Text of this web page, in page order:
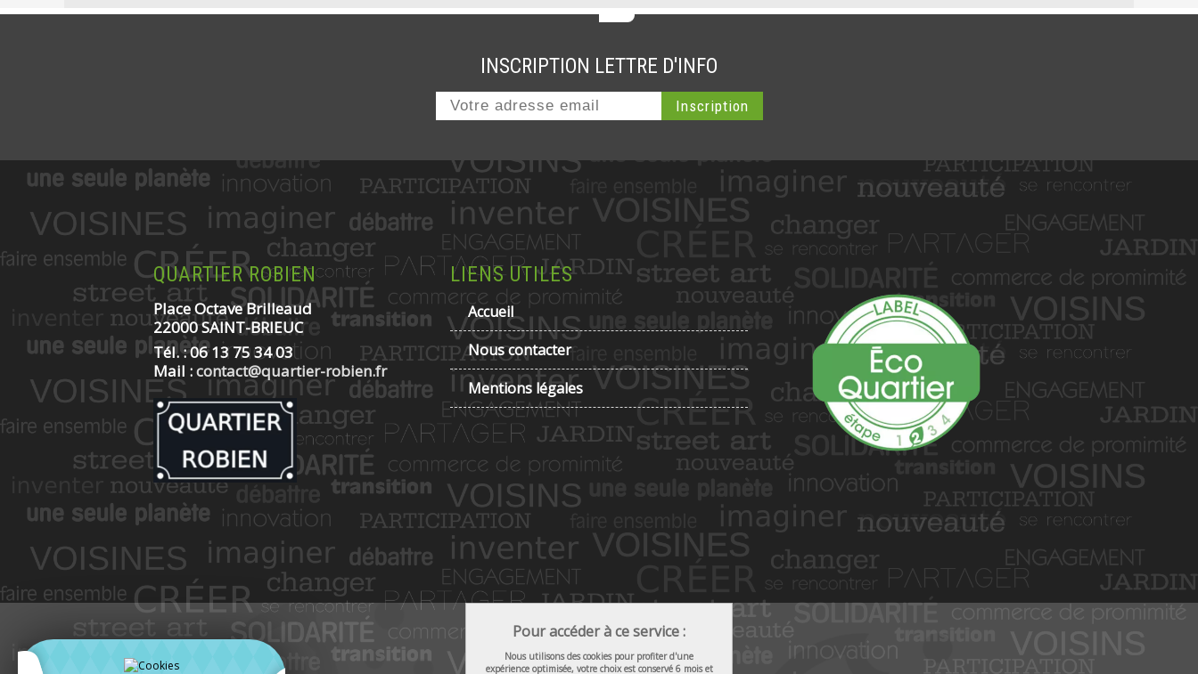
INSCRIPTION LETTRE D'INFO
QUARTIER ROBIEN
Place Octave Brilleaud
22000 SAINT-BRIEUC
Tél. : 06 13 75 34 03
Mail :contact@quartier-robien.fr
LIENS UTILES
Accueil
Nous contacter
Mentions légales
Pour accéder à ce service :
Nous utilisons des cookies pour profiter d'une
expérience optimisée, votre choix est conservé 6 mois et